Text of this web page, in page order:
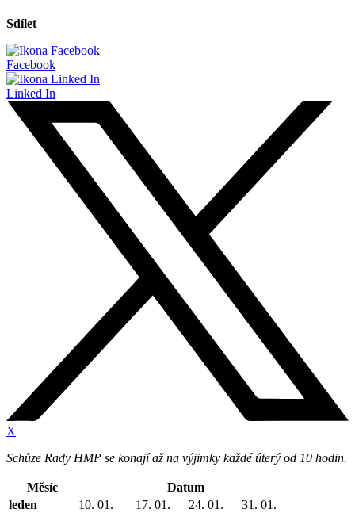
Sdílet
Facebook
Linked In
X
Schůze Rady HMP se konají až na výjimky každé úterý od 10 hodin.
Měsíc
Datum
leden
10. 01. 17. 01. 24. 01.
31. 01.